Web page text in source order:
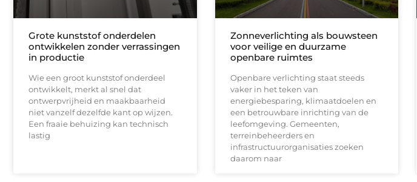
Grote kunststof onderdelen
ontwikkelen zonder verrassingen
in productie
Wie een groot kunststof onderdeel
ontwikkelt, merkt al snel dat
ontwerpvrijheid en maakbaarheid
niet vanzelf dezelfde kant op wijzen.
Een fraaie behuizing kan technisch
lastig
Zonneverlichting als bouwsteen
voor veilige en duurzame
openbare ruimtes
Openbare verlichting staat steeds
vaker in het teken van
energiebesparing, klimaatdoelen en
een betrouwbare inrichting van de
leefomgeving. Gemeenten,
terreinbeheerders en
infrastructuurorganisaties zoeken
daarom naar